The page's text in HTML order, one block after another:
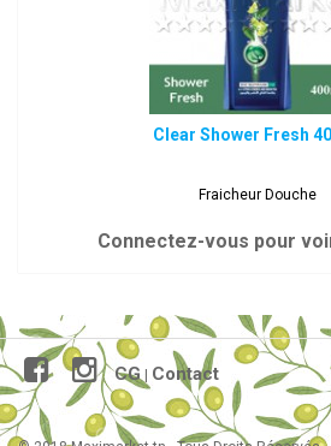
Clear Shower Fresh
Fraicheur Douche
Connectez-vous pour
CG| Contact